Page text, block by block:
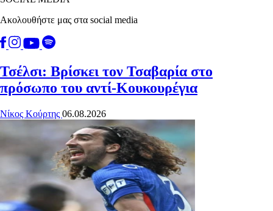
Ακολουθήστε μας στα social media
Τσέλσι: Βρίσκει τον Τσαβαρία στο
πρόσωπο του αντί-Κουκουρέγια
Νίκος Κούρτης 06.08.2026